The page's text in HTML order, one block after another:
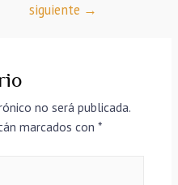
siguiente →
no será publicada.
marcados con *